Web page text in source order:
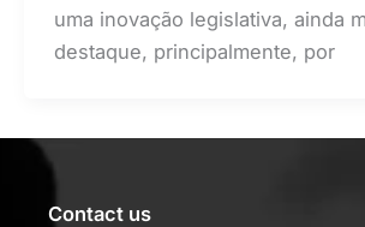
uma inovação legislativa, ainda
destaque, principalmente, por
Contact us